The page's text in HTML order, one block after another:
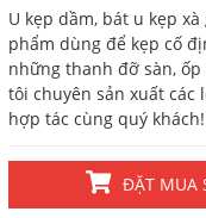
U kẹp dầm, bát u kẹp
phẩm dùng để kẹp cố
những thanh đỡ sàn, ốp
tôi chuyên sản xuất các
hợp tác cùng quý khách!
ĐẶT MUA